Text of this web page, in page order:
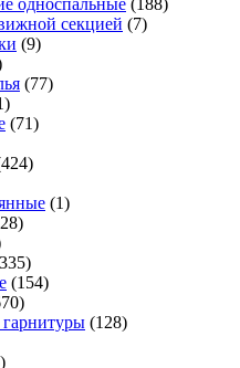
односпальные (188)
секцией (7)
(9)
(77)
(71)
(1)
(154)
(128)